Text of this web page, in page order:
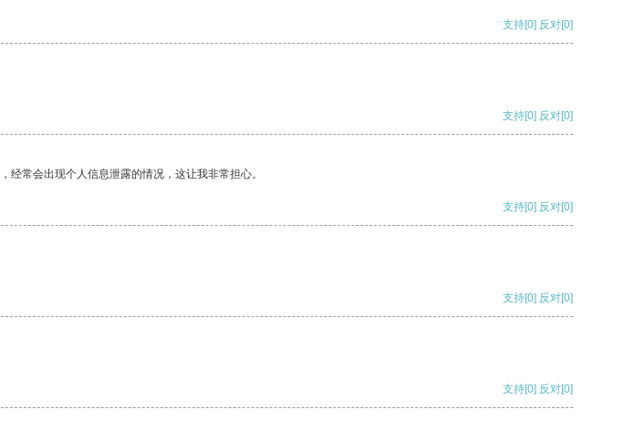
支持[0] 反对[0]
支持[0] 反对[0]
常会出现个人信息泄露的情况，这让我非常担心。
支持[0] 反对[0]
支持[0] 反对[0]
支持[0] 反对[0]